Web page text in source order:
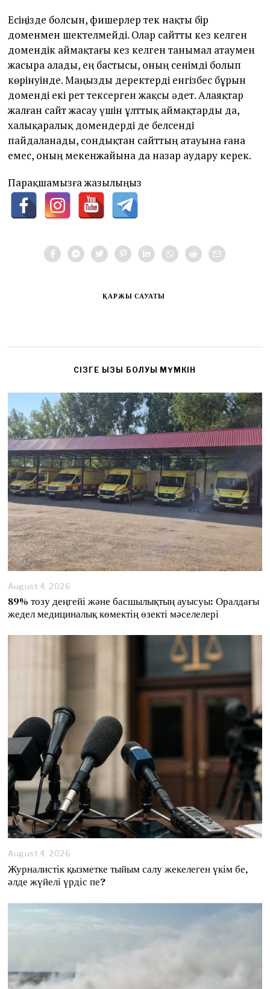
Есіңізде болсын, фишерлер тек нақты бір
доменмен шектелмейді. Олар сайтты кез келген
домендік аймақтағы кез келген танымал атаумен
жасыра алады, ең бастысы, оның сенімді болып
көрінуінде. Маңызды деректерді енгізбес бұрын
доменді екі рет тексерген жақсы әдет. Алаяқтар
жалған сайт жасау үшін ұлттық аймақтарды да,
халықаралық домендерді де белсенді
пайдаланады, сондықтан сайттың атауына ғана
емес, оның мекенжайына да назар аудару керек.
Парақшамызға жазылыңыз
ҚАРЖЫ САУАТЫ
CІЗГЕ ҚЫЗЫҚ БОЛУЫ МҮМКІН
August 4, 2026
89% тозу деңгейі және басшылықтың ауысуы: Оралдағы
жедел медициналық көмектің өзекті мәселелері
August 4, 2026
g
u
6
Журналистік қызметке тыйым салу жекелеген үкім бе,
әлде жүйелі үрдіс пе?